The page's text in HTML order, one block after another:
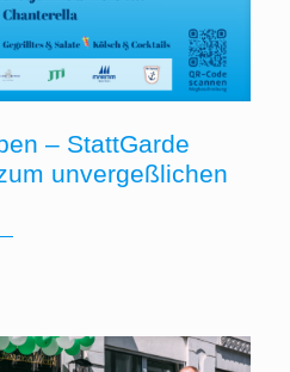
– StattGarde
unvergeßlichen